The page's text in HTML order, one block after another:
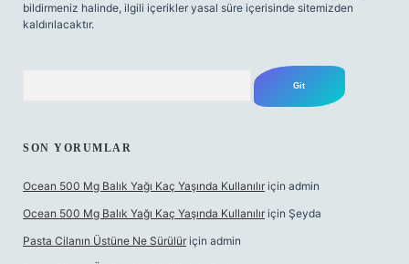
bildirmeniz halinde, ilgili içerikler yasal süre içerisinde sitemizden
kaldırılacaktır.
SON YORUMLAR
Ocean 500 Mg Balık Yağı Kaç Yaşında Kullanılır için admin
Ocean 500 Mg Balık Yağı Kaç Yaşında Kullanılır için Şeyda
Pasta Cilanın Üstüne Ne Sürülür için admin